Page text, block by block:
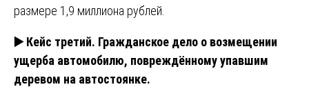
размере 1,9 миллиона рублей.
▶️Кейс третий. Гражданское дело о возмещении
ущерба автомобилю, повреждённому упавшим
деревом на автостоянке.